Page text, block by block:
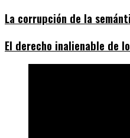
La corrupción de la
El derecho inalienable de